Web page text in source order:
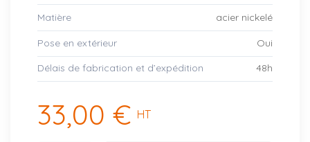
Matière acier nickelé
Pose en extérieur Oui
Délais de fabrication et d’expédition 48h
33,00 € HT